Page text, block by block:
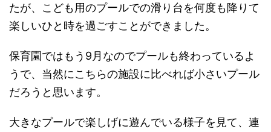
たが、こども用のプールでの滑り台を何度も降りて
楽しいひと時を過ごすことができました。
保育園ではもう9月なのでプールも終わっているよ
うで、当然にこちらの施設に比べれば小さいプール
だろうと思います。
大きなプールで楽しげに遊んでいる様子を見て、連